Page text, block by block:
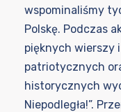
wspominaliśmy
Polskę. Podczas
pięknych wierszy
patriotycznych
historycznych
Niepodległa!”.